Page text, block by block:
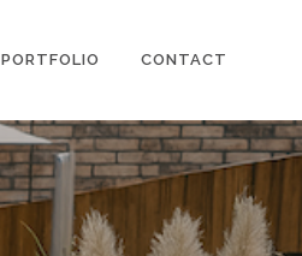
PORTFOLIO CONTACT